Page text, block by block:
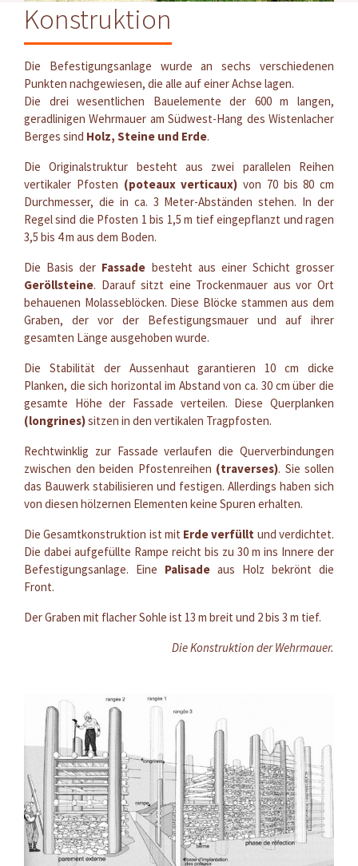
Konstruktion
Die Befestigungsanlage wurde an sechs verschiedenen
Punkten nachgewiesen, die alle auf einer Achse lagen.
Die drei wesentlichen Bauelemente der 600 m langen,
geradlinigen Wehrmauer am Südwest-Hang des Wistenlacher
Berges sind Holz, Steine und Erde.
Die Originalstruktur besteht aus zwei parallelen Reihen
vertikaler Pfosten (poteaux verticaux) von 70 bis 80 cm
Durchmesser, die in ca. 3 Meter-Abständen stehen. In der
Regel sind die Pfosten 1 bis 1,5 m tief eingepflanzt und ragen
3,5 bis 4 m aus dem Boden.
Die Basis der Fassade besteht aus einer Schicht grosser
Geröllsteine. Darauf sitzt eine Trockenmauer aus vor Ort
behauenen Molasseblöcken. Diese Blöcke stammen aus dem
Graben, der vor der Befestigungsmauer und auf ihrer
gesamten Länge ausgehoben wurde.
Die Stabilität der Aussenhaut garantieren 10 cm dicke
Planken, die sich horizontal im Abstand von ca. 30 cm über die
gesamte Höhe der Fassade verteilen. Diese Querplanken
(longrines)sitzen in den vertikalen Tragpfosten.
Rechtwinklig zur Fassade verlaufen die Querverbindungen
zwischen den beiden Pfostenreihen (traverses). Sie sollen
das Bauwerk stabilisieren und festigen. Allerdings haben sich
von diesen hölzernen Elementen keine Spuren erhalten.
Die Gesamtkonstruktion ist mit Erde verfüllt und verdichtet.
Die dabei aufgefüllte Rampe reicht bis zu 30 m ins Innere der
Befestigungsanlage. Eine Palisade aus Holz bekrönt die
Front.
Der Graben mit flacher Sohle ist 13 m breit und 2 bis 3 m tief.
Die Konstruktion der Wehrmauer.